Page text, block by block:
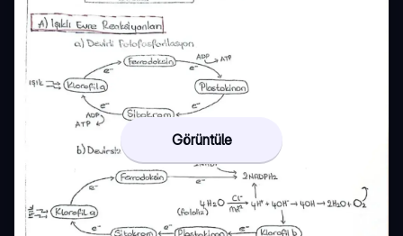
Görüntüle